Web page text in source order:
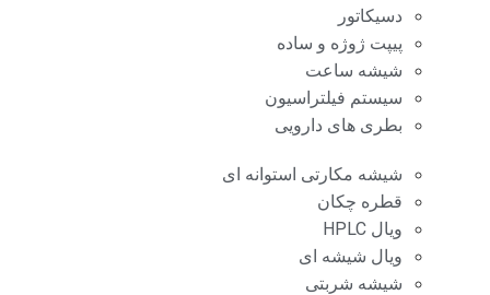
دسیکاتور
پیپت ژوژه و ساده
شیشه ساعت
سیستم فیلتراسیون
بطری های دارویی
شیشه مکارتی استوانه ای
قطره چکان
ویال HPLC
ویال شیشه ای
شیشه شربتی